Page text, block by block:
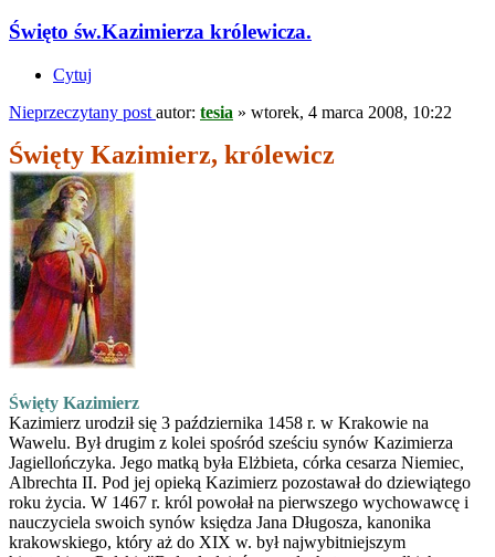
Święto św.Kazimierza królewicza.
Cytuj
Nieprzeczytany post autor: tesia » wtorek, 4 marca 2008, 10:22
Święty Kazimierz, królewicz
Święty Kazimierz
Kazimierz urodził się 3 października 1458 r. w Krakowie na
Wawelu. Był drugim z kolei spośród sześciu synów Kazimierza
Jagiellończyka. Jego matką była Elżbieta, córka cesarza Niemiec,
Albrechta II. Pod jej opieką Kazimierz pozostawał do dziewiątego
roku życia. W 1467 r. król powołał na pierwszego wychowawcę i
nauczyciela swoich synów księdza Jana Długosza, kanonika
krakowskiego, który aż do XIX w. był najwybitniejszym